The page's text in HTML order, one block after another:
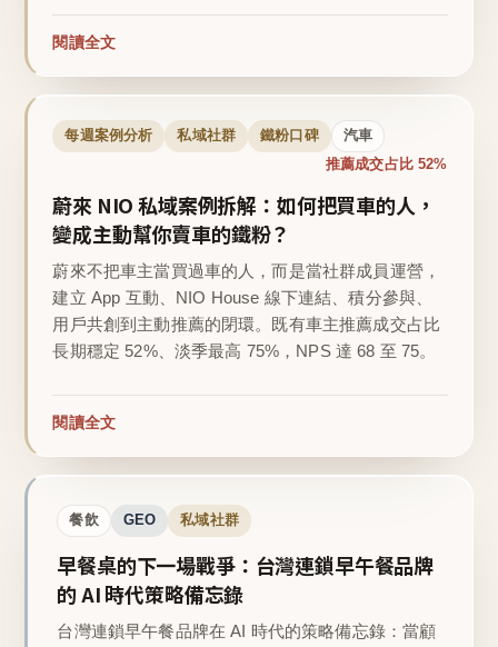
閱讀全文
每週案例分析 私域社群 鐵粉口碑 汽車
推薦成交占比 52%
蔚來 NIO 私域案例拆解：如何把買車的人，
變成主動幫你賣車的鐵粉？
蔚來不把車主當買過車的人，而是當社群成員運營，
建立 App 互動、NIO House 線下連結、積分參與、
用戶共創到主動推薦的閉環。既有車主推薦成交占比
長期穩定 52%、淡季最高 75%，NPS 達 68 至 75。
閱讀全文
餐飲 GEO 私域社群
早餐桌的下一場戰爭：台灣連鎖早午餐品牌
的 AI 時代策略備忘錄
台灣連鎖早午餐品牌在 AI 時代的策略備忘錄：當顧